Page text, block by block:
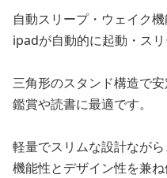
自動スリープ・ウェイク
ipadが自動的に起動・スリ
三角形のスタンド構造で
鑑賞や読書に最適です。
軽量でスリムな設計なが
機能性とデザイン性を兼ね